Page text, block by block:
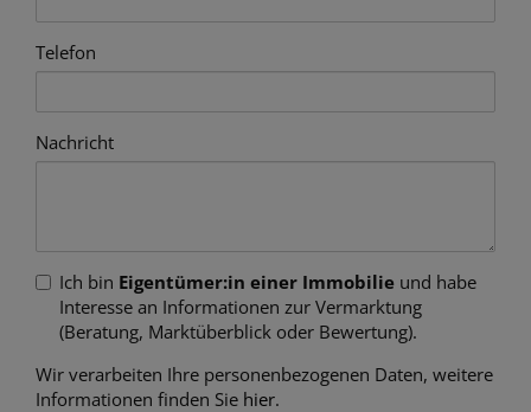
Telefon
Nachricht
Ich bin Eigentümer:in einer Immobilie und habe
Interesse an Informationen zur Vermarktung
(Beratung, Marktüberblick oder Bewertung).
Wir verarbeiten Ihre personenbezogenen Daten, weitere
Informationen finden Sie hier.